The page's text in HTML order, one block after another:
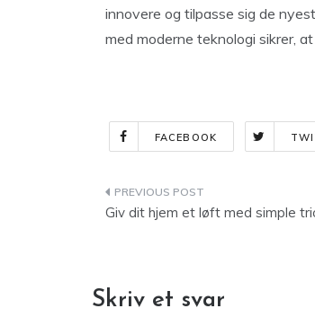
innovere og tilpasse sig de
med moderne teknologi sikrer,
FACEBOOK
Indlægsnavigation
Giv dit hjem et løft med simple
Skriv et svar